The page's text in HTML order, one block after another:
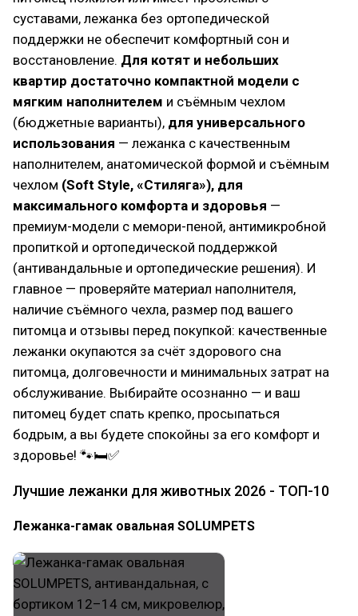
суставами, лежанка без ортопедической
поддержки не обеспечит комфортный сон и
восстановление. Для котят и небольших
квартир достаточно компактной модели с
мягким наполнителем и съёмным чехлом
(бюджетные варианты), для универсального
использования — лежанка с качественным
наполнителем, анатомической формой и съёмным
чехлом (Soft Style, «Стиляга»), для
максимального комфорта и здоровья —
премиум-модели с мемори-пеной, антимикробной
пропиткой и ортопедической поддержкой
(антивандальные и ортопедические решения). И
главное — проверяйте материал наполнителя,
наличие съёмного чехла, размер под вашего
питомца и отзывы перед покупкой: качественные
лежанки окупаются за счёт здорового сна
питомца, долговечности и минимальных затрат на
обслуживание. Выбирайте осознанно — и ваш
питомец будет спать крепко, просыпаться
бодрым, а вы будете спокойны за его комфорт и
здоровье! 🐾🛏✅
Лучшие лежанки для животных 2026 - ТОП-10
Лежанка-гамак овальная SOLUMPETS